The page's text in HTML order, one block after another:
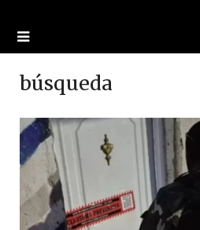
búsqueda